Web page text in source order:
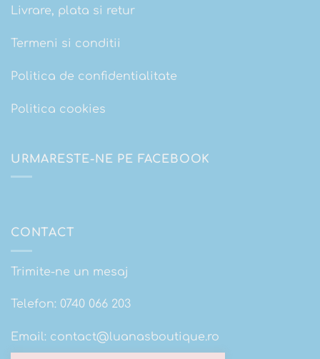
Livrare, plata si retur
Termeni si conditii
Politica de confidentialitate
Politica cookies
URMARESTE-NE PE FACEBOOK
CONTACT
Trimite-ne un mesaj
Telefon: 0740 066 203
Email: contact@luanasboutique.ro